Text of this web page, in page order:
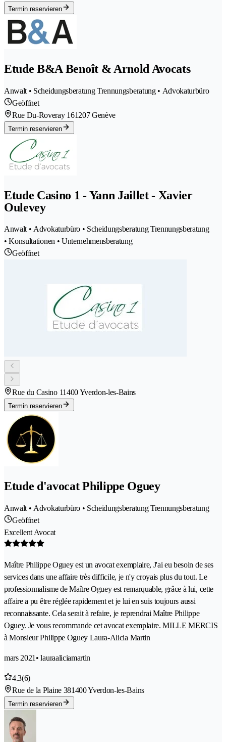
Termin reservieren
Etude B&A Benoît & Arnold Avocats
Anwalt • Scheidungsberatung Trennungsberatung • Advokaturbüro
Geöffnet
Rue Du-Roveray 161207 Genève
Termin reservieren
Etude Casino 1 - Yann Jaillet - Xavier
Oulevey
Anwalt • Advokaturbüro • Scheidungsberatung Trennungsberatung
• Konsultationen • Unternehmensberatung
Geöffnet
Rue du Casino 11400 Yverdon-les-Bains
Termin reservieren
Etude d'avocat Philippe Oguey
Anwalt • Advokaturbüro • Scheidungsberatung Trennungsberatung
Geöffnet
Excellent Avocat
Maître Philippe Oguey est un avocat exemplaire, J'ai eu besoin de ses
services dans une affaire très difficile, je n'y croyais plus du tout. Le
professionnalisme de Maître Oguey est remarquable, grâce à lui, cette
affaire a pu être réglée rapidement et je lui en suis toujours aussi
reconnaissante. Cela serait à refaire, je reprendrai Maître Philippe
Oguey. Je vous recommande cet avocat exemplaire. MILLE MERCIS
à Monsieur Philippe Oguey Laura-Alicia Martin
mars 2021 • lauraaliciamartin
4.3(6)
Rue de la Plaine 381400 Yverdon-les-Bains
Termin reservieren